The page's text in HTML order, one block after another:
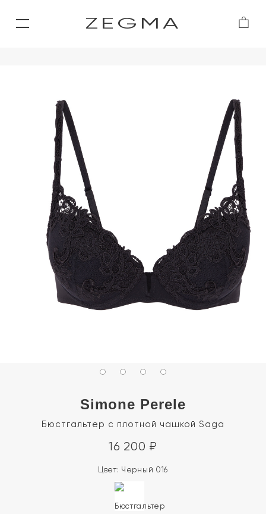
ZEGMA
Simone Perele
Бюстгальтер с плотной чашкой Saga
16 200 ₽
Цвет: Черный 016